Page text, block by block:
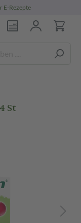
E-Rezepte
St